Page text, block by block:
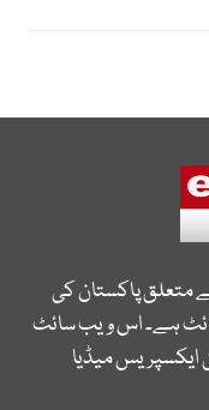
متعلق پاکستان کی
ہے۔ اس ویب سائٹ
ایکسپریس میڈیا